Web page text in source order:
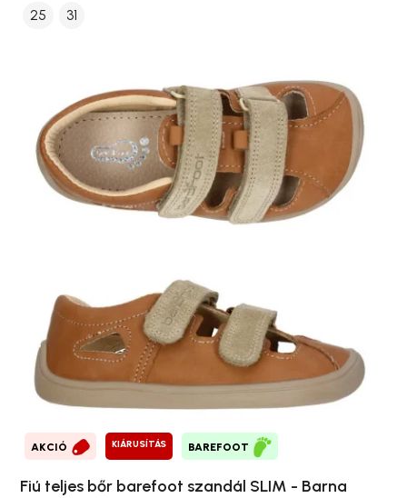
25 31
AKCIÓ KIÁRUSÍTÁS BAREFOOT
Fiú teljes bőr barefoot szandál SLIM - Barna